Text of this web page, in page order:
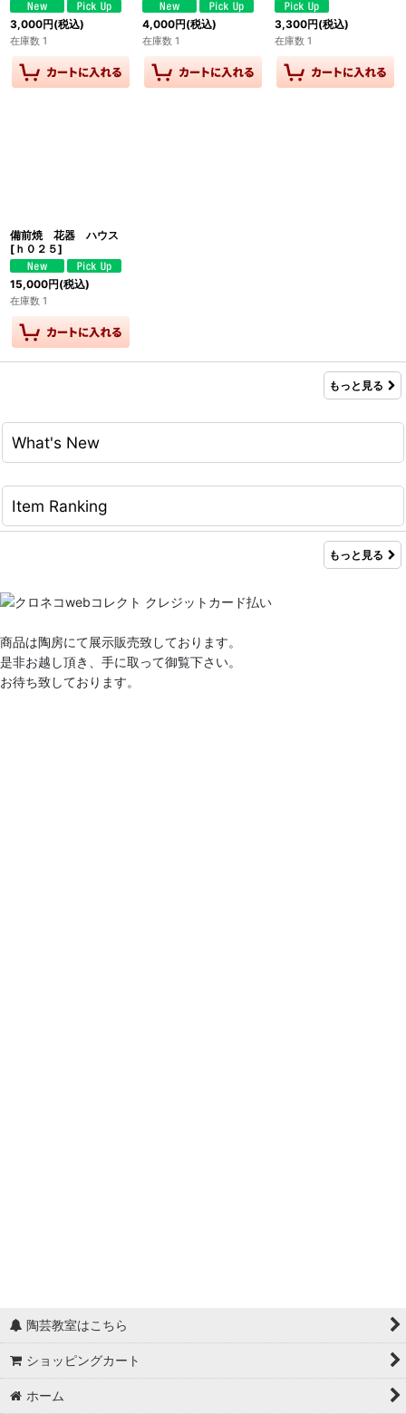
3,000円(税込)
在庫数 1
4,000円(税込)
在庫数 1
3,300円(税込)
在庫数 1
備前焼 花器 ハウス
[ ｈ０２５]
15,000円(税込)
在庫数 1
もっと見る
What's New
Item Ranking
もっと見る
商品は陶房にて展示販売致しております。
是非お越し頂き、手に取って御覧下さい。
お待ち致しております。
陶芸教室はこちら
ショッピングカート
ホーム